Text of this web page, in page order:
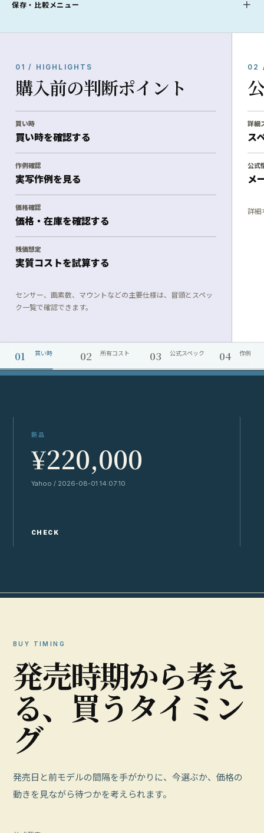
保存・比較メニュー
01 / HIGHLIGHTS
購入前の判断ポイント
買い時
買い時を確認する
作例確認
実写作例を見る
価格確認
価格・在庫を確認する
残価想定
実質コストを試算する
センサー、画素数、マウントなどの主要仕様は、冒頭とスペッ
ク一覧で確認できます。
02
詳細
ス
公式
メ
詳細
01 買い時 02 所有コスト 03 公式スペック 04 作例
新品
¥220,000
Yahoo / 2026-08-01 14:07:10
CHECK
BUY TIMING
発売時期から考え
る、 買うタイ ミ ン
グ
発売日と前モデルの間隔を手がかりに、今選ぶか、価格の
動きを見ながら待つかを考えられます。